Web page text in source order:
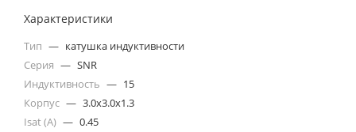
Характеристики
Тип — катушка индуктивности
Серия — SNR
Индуктивность — 15
Корпус — 3.0x3.0x1.3
Isat (A) — 0.45